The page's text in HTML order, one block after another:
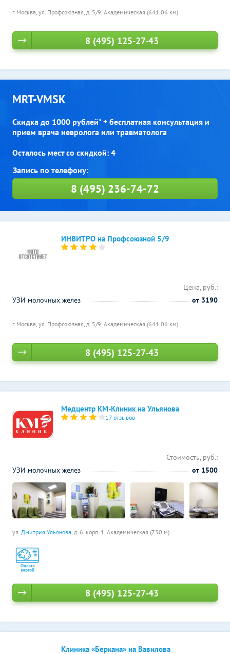
г. Москва, ул. Профсоюзная, д. 5/9, Академическая (641.06 км)
8 (495) 125-27-43
MRT-VMSK
Скидка до 1000 рублей* + бесплатная консультация и
прием врача невролога или травматолога
Осталось мест со скидкой: 4
8 (495) 236-74-72
ИНВИТРО на Профсоюзной 5/9
г. Москва, ул. Профсоюзная, д. 5/9, Академическая (641.06 км)
Цена, руб.:
УЗИ молочных желез
от 3190
8 (495) 125-27-43
Медцентр КМ-Клиник на Ульянова
17 отзывов
ул. Дмитрия Ульянова, д. 6, корп. 1, Академическая (750 м)
Стоимость, руб.:
УЗИ молочных желез
от 1500
8 (495) 125-27-43
Клиника «Беркана» на Вавилова